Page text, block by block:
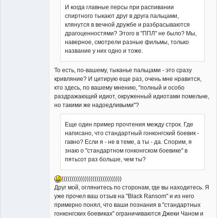
И когда главные персы при распивании
спиртного тыкают друг в друга пальцами,
клянутся в вечной дружбе и разбрасываются
драгоценностями? Этого в "ППЛ" не было? Мы,
наверное, смотрели разные фильмы, только
название у них одно и тоже.
То есть, по-вашему, тыканье пальцами - это сразу
кривляние? И цитирую еще раз, очень мне нравится,
кто здесь, по вашему мнению, "полный и особо
раздражающий идиот, окруженный идиотами помельче,
но такими же надоедливыми"?
Еще один пример прочтения между строк. Где
написано, что стандартный гонконгский боевик -
гавно? Если я - не в теме, а ты - да. Спорим, я
знаю о "стандартном гонконгском боевике" в
пятьсот раз больше, чем ты?
)))))))))))))))))))))))))))))))
Друг мой, оглянитесь по сторонам, где вы находитесь. Я
уже прочел ваш отзыв на "Black Ransom" и из него
примерно понял, что ваши познания в "стандартных
гонконгских боевиках" ограничиваются Джеки Чаном и